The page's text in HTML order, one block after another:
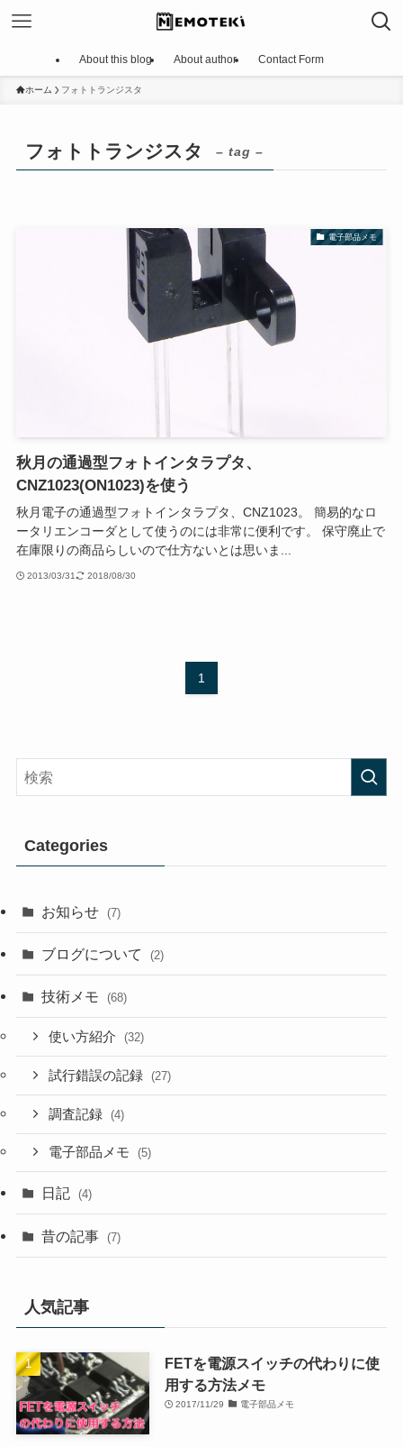
About this blog About author Contact Form
ホーム フォトトランジスタ
フォトトランジスタ – tag –
電子部品メモ
秋月の通過型フォトインタラプタ、
CNZ1023(ON1023)を使う
秋月電子の通過型フォトインタラプタ、CNZ1023。 簡易的なロ
ータリエンコーダとして使うのには非常に便利です。 保守廃止で
在庫限りの商品らしいので仕方ないとは思いま...
2013/03/31 2018/08/30
1
Categories
お知らせ (7)
ブログについて (2)
技術メモ (68)
使い方紹介 (32)
試行錯誤の記録 (27)
調査記録 (4)
電子部品メモ (5)
日記 (4)
昔の記事 (7)
人気記事
FETを電源スイッチの代わりに使
用する方法メモ
2017/11/29 電子部品メモ